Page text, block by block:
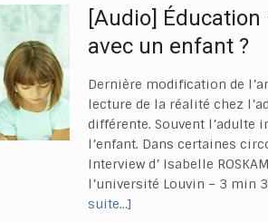
[Audio]
avec un enfant ?
Dernière modification de
lecture de la réalité chez
différente. Souvent l’adulte
l’enfant. Dans certaines
Interview d’ Isabelle
l’université Louvin – 3 min
suite…]